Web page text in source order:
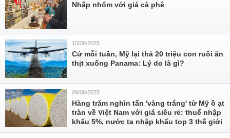
Nhấp nhổm với giá cà phê
10/06/2025
Cứ mỗi tuần, Mỹ lại thả 20 triệu con ruồi ăn
thịt xuống Panama: Lý do là gì?
09/06/2025
Hàng trăm nghìn tấn 'vàng trắng' từ Mỹ ồ ạt
tràn về Việt Nam với giá siêu rẻ: thuế nhập
khẩu 5%, nước ta nhập khẩu top 3 thế giới